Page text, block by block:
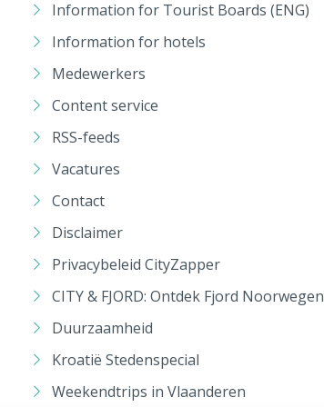
Information for Tourist Boards (ENG)
Information for hotels
Medewerkers
Content service
RSS-feeds
Vacatures
Contact
Disclaimer
Privacybeleid CityZapper
CITY & FJORD: Ontdek Fjord Noorwegen
Duurzaamheid
Kroatië Stedenspecial
Weekendtrips in Vlaanderen